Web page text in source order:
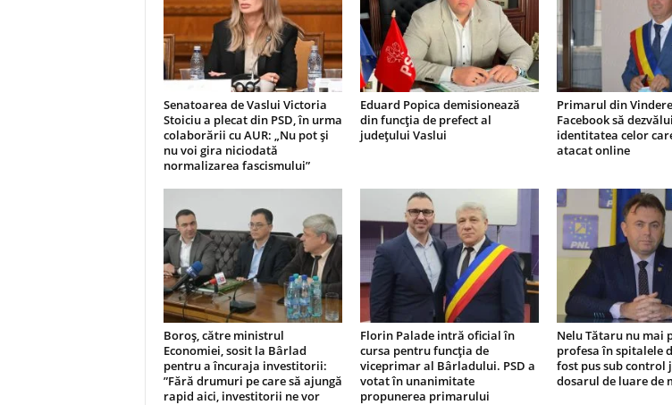
Senatoarea de Vaslui Victoria
Stoiciu a plecat din PSD, în urma
colaborării cu AUR: „Nu pot și
nu voi gira niciodată
normalizarea fascismului”
Eduard Popica demisionează
din funcția de prefect al
județului Vaslui
Primarul din
Facebook să
identitatea celor
atacat online
Boroș, către ministrul
Economiei, sosit la Bârlad
pentru a încuraja investitorii:
”Fără drumuri pe care să ajungă
rapid aici, investitorii ne vor
Florin Palade intră oficial în
cursa pentru funcția de
viceprimar al Bârladului. PSD a
votat în unanimitate
propunerea primarului
Nelu Tătaru nu mai
profesa în spitalele
fost pus sub control
dosarul de luare de